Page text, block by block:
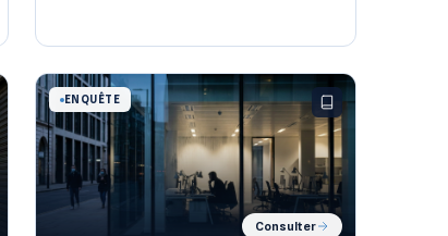
ENQUÊTE
Consulter